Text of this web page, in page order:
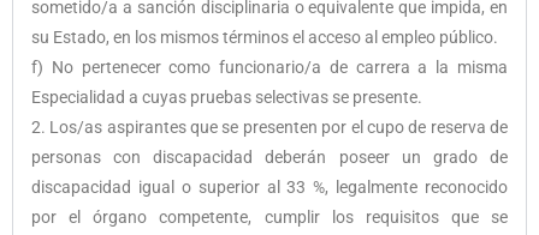
sometido/a a sanción disciplinaria o equivalente que impida, en
su Estado, en los mismos términos el acceso al empleo público.
f) No pertenecer como funcionario/a de carrera a la misma
Especialidad a cuyas pruebas selectivas se presente.
2. Los/as aspirantes que se presenten por el cupo de reserva de
personas con discapacidad deberán poseer un grado de
discapacidad igual o superior al 33 %, legalmente reconocido
por el órgano competente, cumplir los requisitos que se